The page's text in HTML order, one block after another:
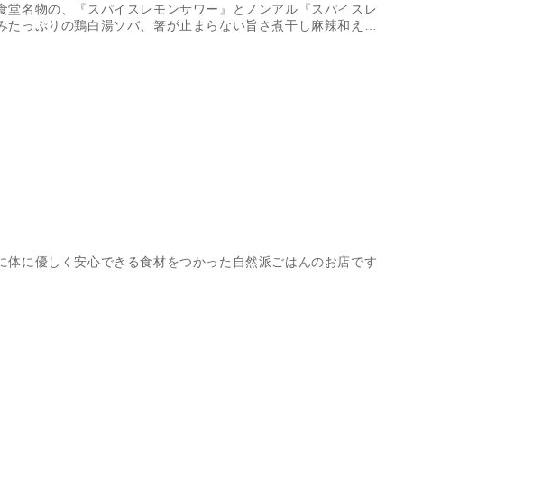
堂名物の、『スパイスレモンサワー』とノンアル『スパイスレ
っぷりの鶏白湯ソバ、箸が止まらない旨さ煮干し麻辣和えソ
体に優しく安心できる食材をつかった自然派ごはんのお店です